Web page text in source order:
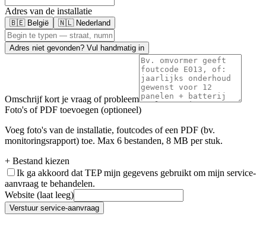
Adres van de installatie
🇧🇪 België 🇳🇱 Nederland
Adres niet gevonden? Vul handmatig in
Omschrijf kort je vraag of probleem
Foto's of PDF toevoegen (optioneel)
Voeg foto's van de installatie, foutcodes of een PDF (bv.
monitoringsrapport) toe. Max 6 bestanden, 8 MB per stuk.
+ Bestand kiezen
Ik ga akkoord dat TEP mijn gegevens gebruikt om mijn service-
aanvraag te behandelen.
Website (laat leeg)
Verstuur service-aanvraag